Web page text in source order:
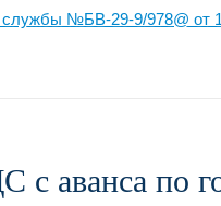
№БВ-29-9/978@ от
с аванса по